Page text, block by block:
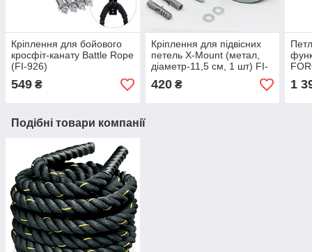
Кріплення для бойового
кросфіт-канату Battle Rope
(FI-926)
549 ₴
Кріплення для підвісних
петель X-Mount (метал,
діаметр-11,5 см, 1 шт) FI-
4389
420₴ 1
Подібні товари компанії